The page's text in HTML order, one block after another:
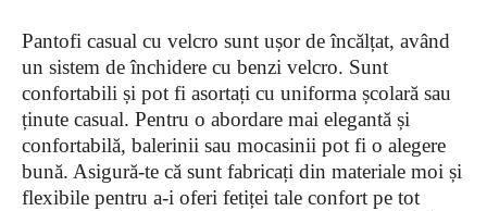
Pantofi casual cu velcro sunt ușor de încălțat, având
un sistem de închidere cu benzi velcro. Sunt
confortabili și pot fi asortați cu uniforma școlară sau
ținute casual. Pentru o abordare mai elegantă și
confortabilă, balerinii sau mocasinii pot fi o alegere
bună. Asigură-te că sunt fabricați din materiale moi și
flexibile pentru a-i oferi fetiței tale confort pe tot